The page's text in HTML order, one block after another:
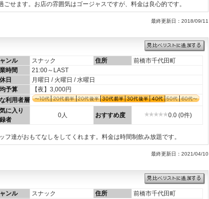
せます。お店の雰囲気はゴージャスですが、料金は良心的です。
最終更新日：2018/09/11
ンル スナック 住所
前橋市千代田町
時間
21:00～LAST
日
月曜日 / 火曜日 / 水曜日
予算
【夜】3,000円
利用者層
に入り
者
0人 おすすめ度 0.0 (0件)
達がおもてなしをしてくれます。料金は時間制飲み放題です。
最終更新日：2021/04/10
ンル スナック 住所
前橋市千代田町